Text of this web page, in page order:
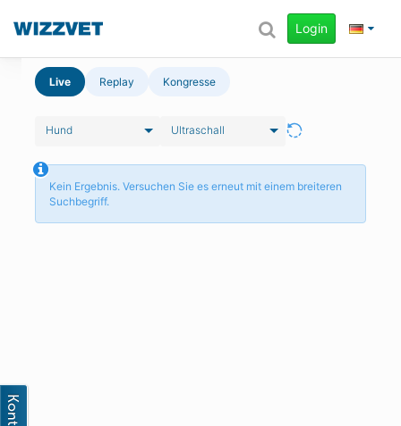
Login
Live Replay Kongresse
Hund Ultraschall
Kein Ergebnis. Versuchen Sie es erneut mit einem breiteren
Suchbegriff.